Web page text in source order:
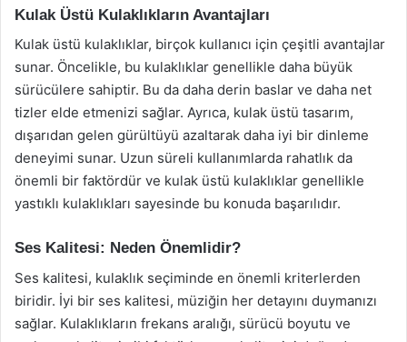
Kulak Üstü Kulaklıkların Avantajları
Kulak üstü kulaklıklar, birçok kullanıcı için çeşitli avantajlar
sunar. Öncelikle, bu kulaklıklar genellikle daha büyük
sürücülere sahiptir. Bu da daha derin baslar ve daha net
tizler elde etmenizi sağlar. Ayrıca, kulak üstü tasarım,
dışarıdan gelen gürültüyü azaltarak daha iyi bir dinleme
deneyimi sunar. Uzun süreli kullanımlarda rahatlık da
önemli bir faktördür ve kulak üstü kulaklıklar genellikle
yastıklı kulaklıkları sayesinde bu konuda başarılıdır.
Ses Kalitesi: Neden Önemlidir?
Ses kalitesi, kulaklık seçiminde en önemli kriterlerden
biridir. İyi bir ses kalitesi, müziğin her detayını duymanızı
sağlar. Kulaklıkların frekans aralığı, sürücü boyutu ve